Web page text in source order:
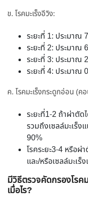
ข. โรคมะเร็งอีวิง:
ระยะที่ 1: ประมาณ
ระยะที่ 2: ประมาณ
ระยะที่ 3: ประมาณ
ระยะที่ 4: ประมาณ
ค. โรคมะเร็งกระดูกอ่อน (คอ
ระยะที่1-2 ถ้าผ่าตัด
รวมถึงเซลล์มะเร็
90%
โรคระยะ3-4 หรือผ่
และ/หรือเซลล์มะเ
มีวิธีตรวจคัดกรองโรค
เมื่อไร?